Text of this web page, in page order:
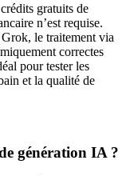
gratuits de
n’est requise.
le traitement via
correctes
pour tester les
et la qualité de
génération IA ?